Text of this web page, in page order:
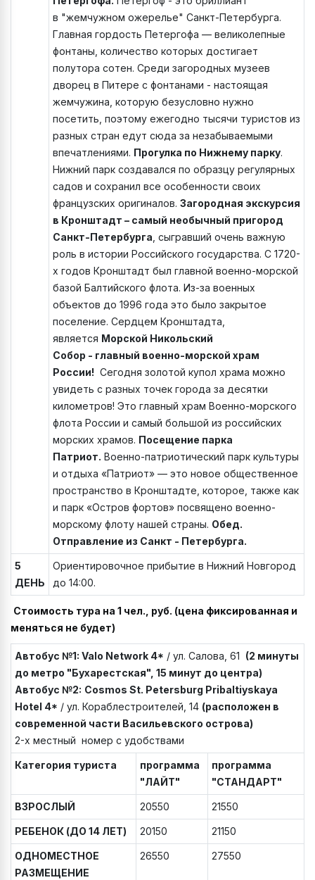
в "жемчужном ожерелье" Санкт-Петербурга.
Главная гордость Петергофа — великолепные
фонтаны, количество которых достигает
полутора сотен. Среди загородных музеев
дворец в Питере с фонтанами - настоящая
жемчужина, которую безусловно нужно
посетить, поэтому ежегодно тысячи туристов из
разных стран едут сюда за незабываемыми
впечатлениями. Прогулка по Нижнему парку.
Нижний парк создавался по образцу регулярных
садов и сохранил все особенности своих
французских оригиналов. Загородная экскурсия
в Кронштадт – самый необычный пригород
Санкт-Петербурга, сыгравший очень важную
роль в истории Российского государства. С 1720-
х годов Кронштадт был главной военно-морской
базой Балтийского флота. Из-за военных
объектов до 1996 года это было закрытое
поселение. Сердцем Кронштадта,
является Морской Никольский
Собор - главный военно-морской храм
России! Сегодня золотой купол храма можно
увидеть с разных точек города за десятки
километров! Это главный храм Военно-морского
флота России и самый большой из российских
морских храмов. Посещение парка
Патриот. Военно-патриотический парк культуры
и отдыха «Патриот» — это новое общественное
пространство в Кронштадте, которое, также как
и парк «Остров фортов» посвящено военно-
морскому флоту нашей страны. Обед.
Отправление из Санкт - Петербурга.
5
ДЕНЬ
Ориентировочное прибытие в Нижний Новгород
до 14:00.
Стоимость тура на 1 чел., руб. (цена фиксированная и
меняться не будет)
Автобус №1: Valo Network 4* / ул. Салова, 61 (2 минуты
до метро "Бухарестская", 15 минут до центра)
Автобус №2: Cosmos St. Petersburg Pribaltiyskaya
Hotel 4* / ул. Кораблестроителей, 14 (расположен в
современной части Васильевского острова)
2-х местный номер с удобствами
Категория туриста
программа
"ЛАЙТ"
программа
"СТАНДАРТ"
ВЗРОСЛЫЙ 20550 21550
РЕБЕНОК (ДО 14 ЛЕТ) 20150 21150
ОДНОМЕСТНОЕ
РАЗМЕЩЕНИЕ
26550 27550